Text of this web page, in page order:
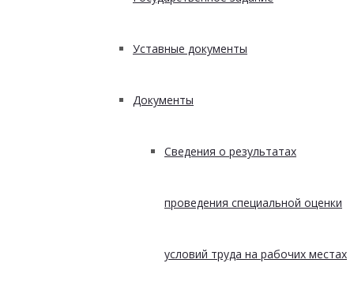
Уставные документы
Документы
Сведения о результатах
проведения специальной оценки
условий труда на рабочих местах